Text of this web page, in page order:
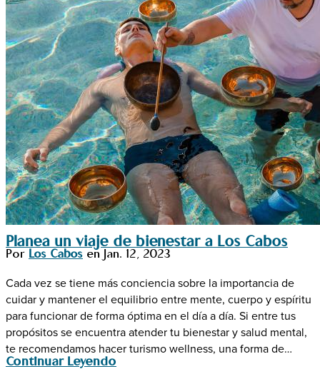
Planea un viaje de bienestar a Los Cabos
Por Los Cabos en Jan. 12, 2023
Cada vez se tiene más conciencia sobre la importancia de
cuidar y mantener el equilibrio entre mente, cuerpo y espíritu
para funcionar de forma óptima en el día a día. Si entre tus
propósitos se encuentra atender tu bienestar y salud mental,
te recomendamos hacer turismo wellness, una forma de…
Continuar Leyendo